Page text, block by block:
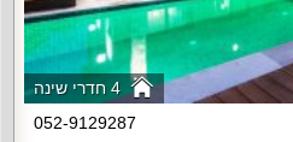
4 חדרי שינה
052-9129287